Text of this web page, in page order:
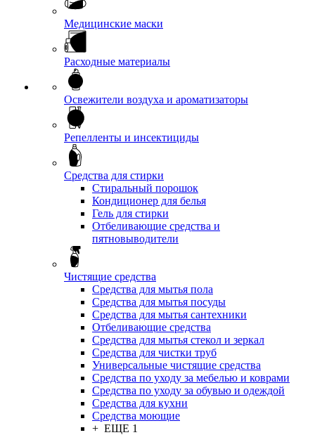
Медицинские маски
Расходные материалы
Освежители воздуха и ароматизаторы
Репелленты и инсектициды
Средства для стирки
Стиральный порошок
Кондиционер для белья
Гель для стирки
Отбеливающие средства и
пятновыводители
Чистящие средства
Средства для мытья пола
Средства для мытья посуды
Средства для мытья сантехники
Отбеливающие средства
Средства для мытья стекол и зеркал
Средства для чистки труб
Универсальные чистящие средства
Средства по уходу за мебелью и коврами
Средства по уходу за обувью и одеждой
Средства для кухни
Средства моющие
+ ЕЩЕ 1